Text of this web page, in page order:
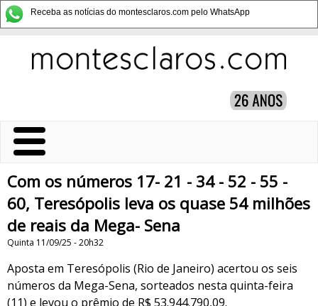
Receba as notícias do montesclaros.com pelo WhatsApp
Com os números 17- 21 - 34 - 52 - 55 -
60, Teresópolis leva os quase 54 milhões
de reais da Mega- Sena
Quinta 11/09/25 - 20h32
Aposta em Teresópolis (Rio de Janeiro) acertou os seis
números da Mega-Sena, sorteados nesta quinta-feira
(11) e levou o prêmio de R$ 53.944.790,09.